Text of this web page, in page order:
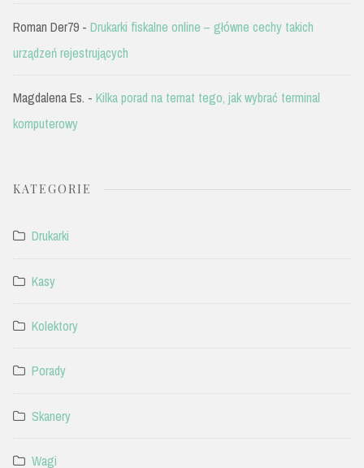
Roman Der79 - Drukarki fiskalne online – główne cechy takich
urządzeń rejestrujących
Magdalena Es. - Kilka porad na temat tego, jak wybrać terminal
komputerowy
KATEGORIE
Drukarki
Kasy
Kolektory
Porady
Skanery
Wagi